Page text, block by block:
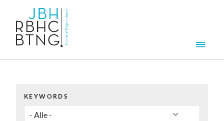
KEYWORDS